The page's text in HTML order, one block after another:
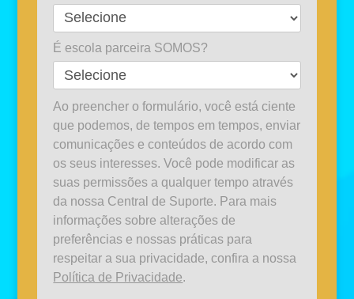
É escola parceira SOMOS?
Ao preencher o formulário, você está ciente
que podemos, de tempos em tempos, enviar
comunicações e conteúdos de acordo com
os seus interesses. Você pode modificar as
suas permissões a qualquer tempo através
da nossa Central de Suporte. Para mais
informações sobre alterações de
preferências e nossas práticas para
respeitar a sua privacidade, confira a nossa
Política de Privacidade.